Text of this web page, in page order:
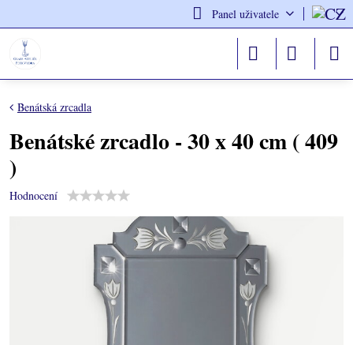
Panel uživatele
Benátská zrcadla
Benátské zrcadlo - 30 x 40 cm ( 409
)
Hodnocení